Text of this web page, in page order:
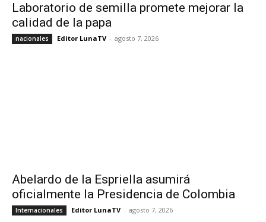
Laboratorio de semilla promete mejorar la
calidad de la papa
nacionales Editor LunaTV - agosto 7, 2026
Abelardo de la Espriella asumirá
oficialmente la Presidencia de Colombia
Internacionales Editor LunaTV - agosto 7, 2026